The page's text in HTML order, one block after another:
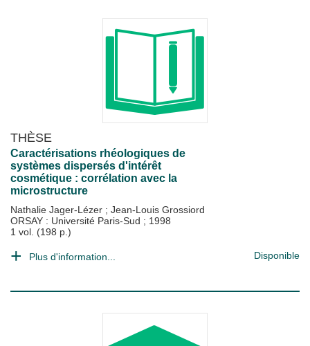
THÈSE
Caractérisations rhéologiques de
systèmes dispersés d'intérêt
cosmétique : corrélation avec la
microstructure
Nathalie Jager-Lézer ; Jean-Louis Grossiord
ORSAY : Université Paris-Sud ; 1998
1 vol. (198 p.)
Plus d'information... Disponible